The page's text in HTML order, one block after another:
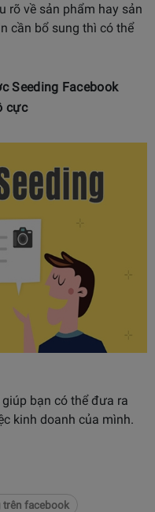
rõ về sản phẩm hay sản
cần bổ sung thì có thể
Seeding Facebook
cực
bạn có thể đưa ra
kinh doanh của mình.
trên facebook